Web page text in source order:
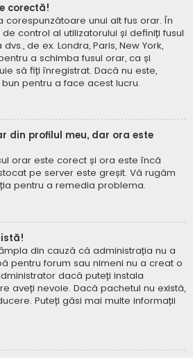
corectă!
corespunzătoare unui alt fus orar. În
control al utilizatorului și definiți fusul
de ex. Londra, Paris, New York,
a schimba fusul orar, ca și
să fiți înregistrat. Dacă nu este,
pentru a face acest lucru.
din profilul meu, dar ora este
orar este corect și ora este încă
pe server este greșit. Vă rugăm
pentru a remedia problema.
din cauză că administrația nu a
pentru forum sau nimeni nu a creat o
dacă puteți instala
aveți nevoie. Dacă pachetul nu există,
Puteți găsi mai multe informații